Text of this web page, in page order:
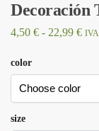
Decoración
4,50 € - 22,99 €
color
size